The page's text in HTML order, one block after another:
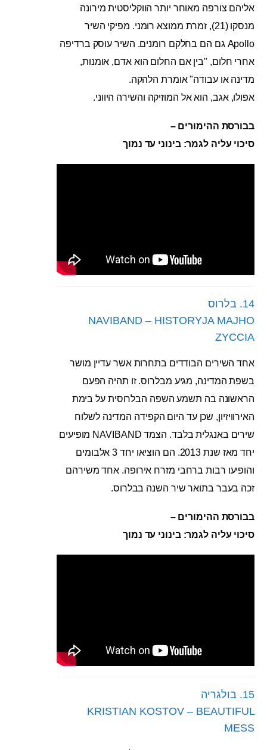
אליהם צורפה מאוחר יותר הווקליסטית מירונה
מנסקו (21), זמרת ממוצא רומני. מפיקי השיר
Apollo גם הם בחלקם רומנים. השיר עוסק ברדיפה
אחרי חלום, "בין אם החלום הוא אדם, אומנות,
מדינה או עבודה" אומרת הלהקה.
אפולו, אגב, הוא אל המוזיקה והשירה היווני.
בבורסת ההימורים –
סיכוי עליה לגמר: בינוני עד נמוך
14. בלרוס
NAVIBAND – HISTORYJA MAJHO
ZYCCIA
אחד השירים הבודדים בתחרות אשר עדיין מושר
בשפת המדינה, מגיע מבלרוס. זו תהיה הפעם
הראשונה בה תשמע השפה הבלרוסית על בימת
האירוויזיון, שכן עד היום הקפידה המדינה לשלוח
שירים באנגלית בלבד. הצמד NAVIBAND מופיעים
יחד מאז שנת 2013. הם הוציאו יחד 3 אלבומים
והופיעו רבות ברחבי מזרח אירופה. אחד משירהם
זכה בעבר בתואר שיר השנה בבלרוס.
בבורסת ההימורים –
סיכוי עליה לגמר: בינוני עד נמוך
15. בולגריה
KRISTIAN KOSTOV – BEAUTIFUL
MESS